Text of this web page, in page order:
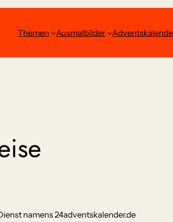
Themen Ausmalbilder
namens 24adventskalender.de